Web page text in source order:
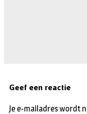
Geef een reactie
Je e-mailadres wordt